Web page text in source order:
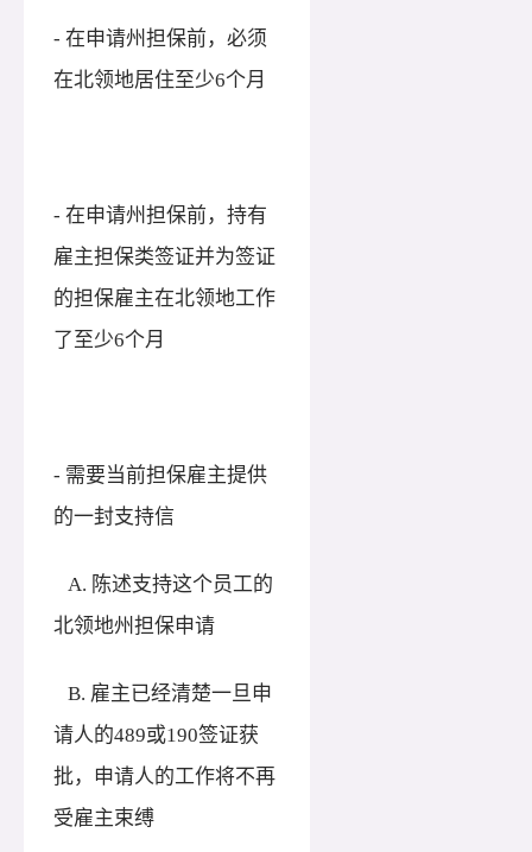
- 在申请州担保前，必须
在北领地居住至少6个月
- 在申请州担保前，持有
雇主担保类签证并为签证
的担保雇主在北领地工作
了至少6个月
- 需要当前担保雇主提供
的一封支持信
A. 陈述支持这个员工的
北领地州担保申请
B. 雇主已经清楚一旦申
请人的489或190签证获
批，申请人的工作将不再
受雇主束缚